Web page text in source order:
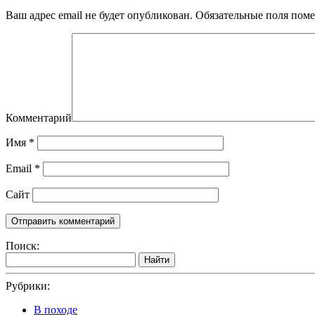
Ваш адрес email не будет опубликован. Обязательные поля
Комментарий
Имя *
Email *
Сайт
Поиск:
Найти
Рубрики:
В походе